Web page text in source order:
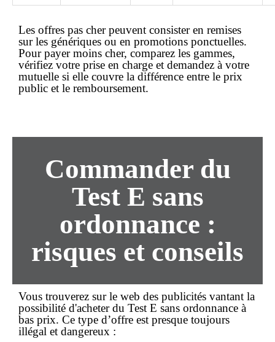
Les offres pas cherpeuvent consister en remises
sur les génériques ou en promotions ponctuelles.
Pour payermoins cher, comparez les gammes,
vérifiez votre prise en charge et demandez à votre
mutuelle si elle couvre la différence entre le prix
public et le remboursement.
Commander du
Test E sans
ordonnance :
risques et conseils
Vous trouverez sur le web des publicités vantant la
possibilité d'acheterdu Test E sans ordonnance à
bas prix. Ce type d’offre est presque toujours
illégal et dangereux :